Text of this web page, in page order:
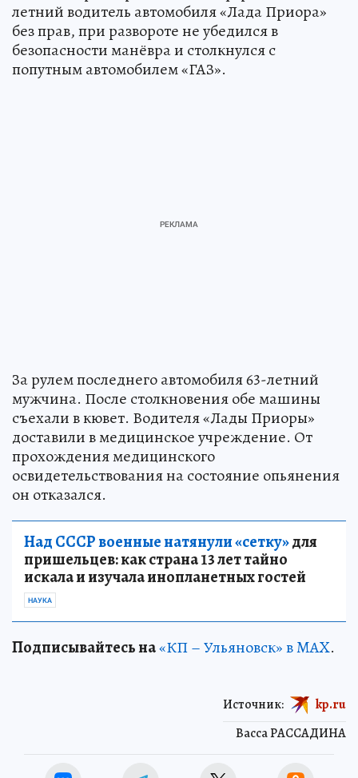
летний водитель автомобиля «Лада Приора»
без прав, при развороте не убедился в
безопасности манёвра и столкнулся с
попутным автомобилем «ГАЗ».
За рулем последнего автомобиля 63-летний
мужчина. После столкновения обе машины
съехали в кювет. Водителя «Лады Приоры»
доставили в медицинское учреждение. От
прохождения медицинского
освидетельствования на состояние опьянения
он отказался.
Над СССР военные натянули «сетку»для
пришельцев: как страна 13 лет тайно
искала и изучала инопланетных гостей
НАУКА
Подписывайтесь на«КП – Ульяновск» в MAX.
Васса РАССАДИНА
Источник: kp.ru